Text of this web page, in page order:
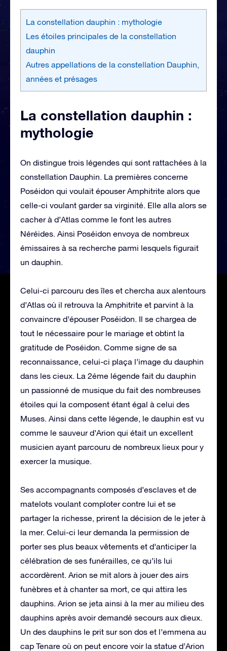
La constellation dauphin : mythologie
Les étoiles principales de la constellation
dauphin
Autres appellations de la constellation Dauphin,
années et présages
La constellation dauphin :
mythologie
On distingue trois légendes qui sont rattachées à la
constellation Dauphin. La premières concerne
Poséidon qui voulait épouser Amphitrite alors que
celle-ci voulant garder sa virginité. Elle alla alors se
cacher à d’Atlas comme le font les autres
Néréides. Ainsi Poséidon envoya de nombreux
émissaires à sa recherche parmi lesquels figurait
un dauphin.
Celui-ci parcouru des îles et chercha aux alentours
d’Atlas où il retrouva la Amphitrite et parvint à la
convaincre d’épouser Poséidon. Il se chargea de
tout le nécessaire pour le mariage et obtint la
gratitude de Poséidon. Comme signe de sa
reconnaissance, celui-ci plaça l’image du dauphin
dans les cieux. La 2éme légende fait du dauphin
un passionné de musique du fait des nombreuses
étoiles qui la composent étant égal à celui des
Muses. Ainsi dans cette légende, le dauphin est vu
comme le sauveur d’Arion qui était un excellent
musicien ayant parcouru de nombreux lieux pour y
exercer la musique.
Ses accompagnants composés d’esclaves et de
matelots voulant comploter contre lui et se
partager la richesse, prirent la décision de le jeter à
la mer. Celui-ci leur demanda la permission de
porter ses plus beaux vêtements et d’anticiper la
célébration de ses funérailles, ce qu’ils lui
accordèrent. Arion se mit alors à jouer des airs
funèbres et à chanter sa mort, ce qui attira les
dauphins. Arion se jeta ainsi à la mer au milieu des
dauphins après avoir demandé secours aux dieux.
Un des dauphins le prit sur son dos et l’emmena au
cap Tenare où on peut encore voir la statue d’Arion